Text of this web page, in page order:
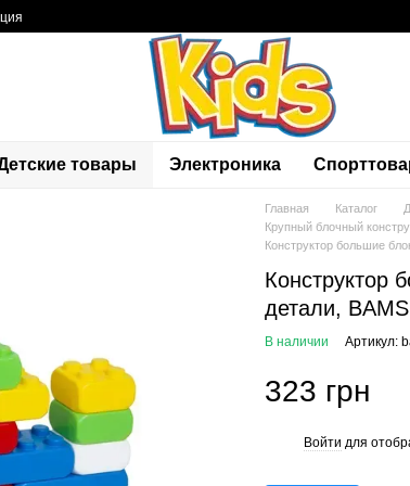
товары Электроника
Главная Каталог
Крупный блочный
Конструктор большие
Конструктор
детали,
В наличии Артикул:
323 грн
Войти для